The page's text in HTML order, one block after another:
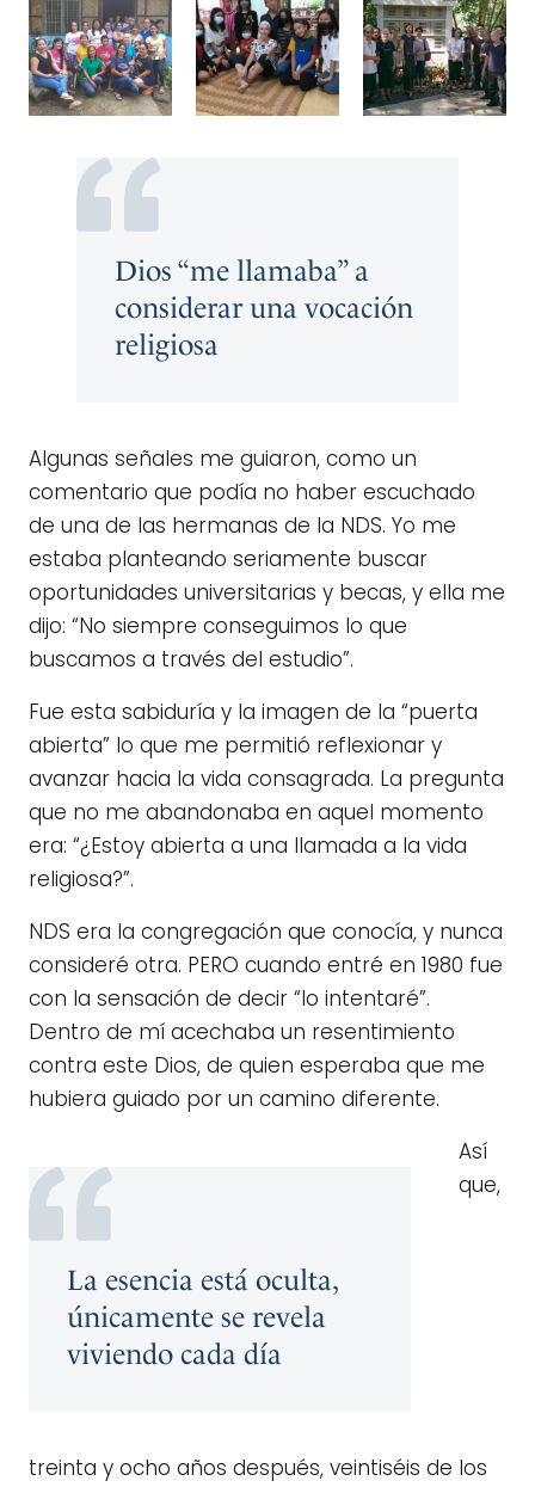
Dios “me llamaba” a
considerar una vocación
religiosa
Algunas señales me guiaron, como un
comentario que podía no haber escuchado
de una de las hermanas de la NDS. Yo me
estaba planteando seriamente buscar
oportunidades universitarias y becas, y ella me
dijo: “No siempre conseguimos lo que
buscamos a través del estudio”.
Fue esta sabiduría y la imagen de la “puerta
abierta” lo que me permitió reflexionar y
avanzar hacia la vida consagrada. La pregunta
que no me abandonaba en aquel momento
era: “¿Estoy abierta a una llamada a la vida
religiosa?”.
NDS era la congregación que conocía, y nunca
consideré otra. PERO cuando entré en 1980 fue
con la sensación de decir “lo intentaré”.
Dentro de mí acechaba un resentimiento
contra este Dios, de quien esperaba que me
hubiera guiado por un camino diferente.
La esencia está oculta,
únicamente se revela
viviendo cada día
Así
que,
treinta y ocho años después, veintiséis de los